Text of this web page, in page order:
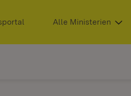
(Öffnet in neuem Fenster)
Alle Ministerien